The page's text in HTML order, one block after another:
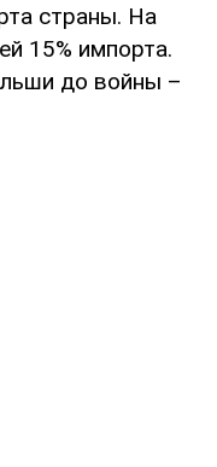
страны. На
15% импорта.
до войны –